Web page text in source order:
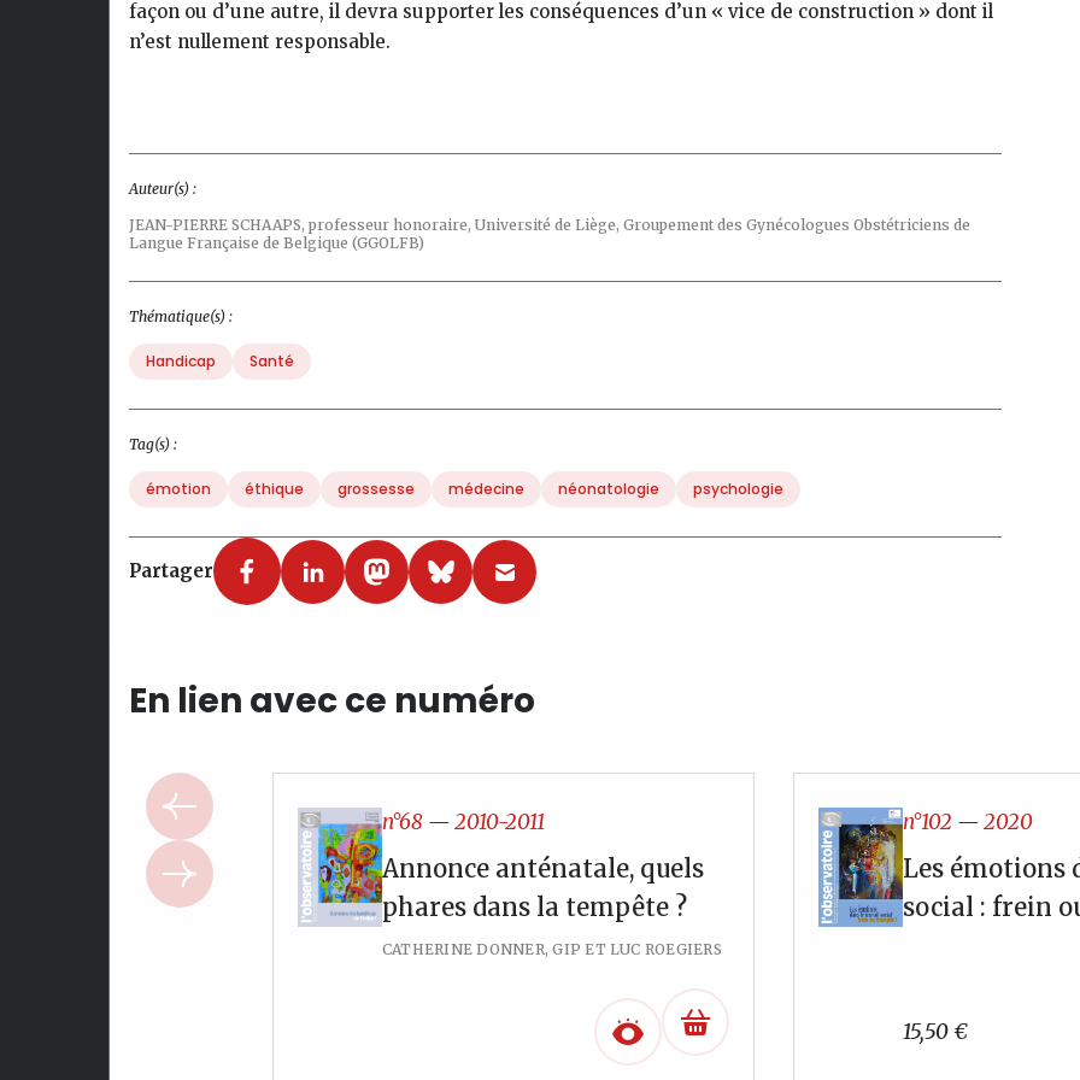
façon ou d’une autre, il devra supporter les conséquences d’un « vice de construction » dont il
n’est nullement responsable.
Auteur(s) :
JEAN-PIERRE SCHAAPS, professeur honoraire, Université de Liège, Groupement des Gynécologues Obstétriciens de
Langue Française de Belgique (GGOLFB)
Thématique(s) :
Handicap Santé
Tag(s) :
émotion éthique grossesse médecine néonatologie psychologie
Partager
En lien avec ce numéro
n°68 —2010-2011
Annonce anténatale, quels
phares dans la tempête ?
CATHERINE DONNER, GIP ET LUC ROEGIERS
n°102 —2020
Les émotions
social : frein
15,50€